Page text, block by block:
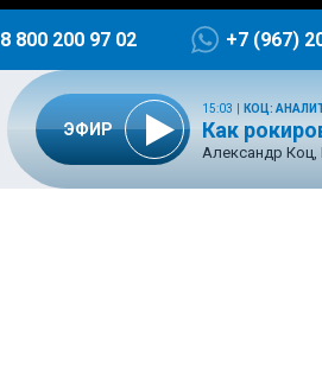
8 800 200 97 02 +7 (967)
ЭФИР
15:03 КОЦ:
Как
Александр